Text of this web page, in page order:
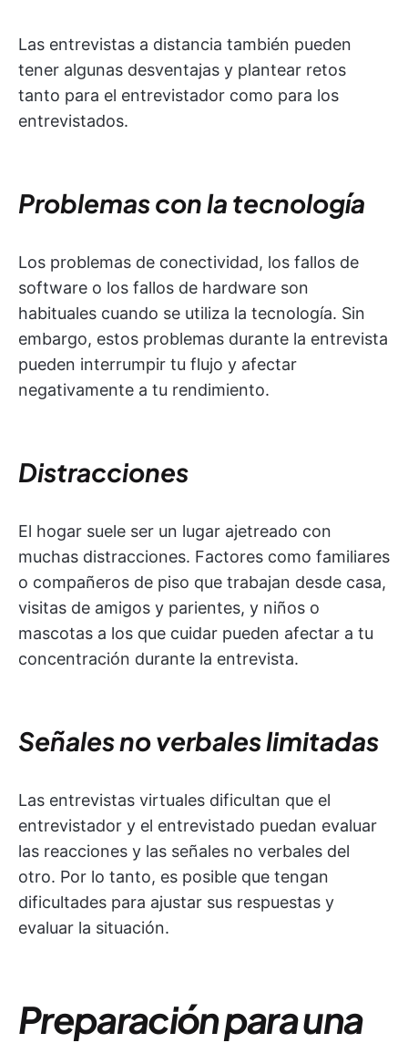
Las entrevistas a distancia también pueden
tener algunas desventajas y plantear retos
tanto para el entrevistador como para los
entrevistados.
Problemas con la tecnología
Los problemas de conectividad, los fallos de
software o los fallos de hardware son
habituales cuando se utiliza la tecnología. Sin
embargo, estos problemas durante la entrevista
pueden interrumpir tu flujo y afectar
negativamente a tu rendimiento.
Distracciones
El hogar suele ser un lugar ajetreado con
muchas distracciones. Factores como familiares
o compañeros de piso que trabajan desde casa,
visitas de amigos y parientes, y niños o
mascotas a los que cuidar pueden afectar a tu
concentración durante la entrevista.
Señales no verbales limitadas
Las entrevistas virtuales dificultan que el
entrevistador y el entrevistado puedan evaluar
las reacciones y las señales no verbales del
otro. Por lo tanto, es posible que tengan
dificultades para ajustar sus respuestas y
evaluar la situación.
Preparación para una